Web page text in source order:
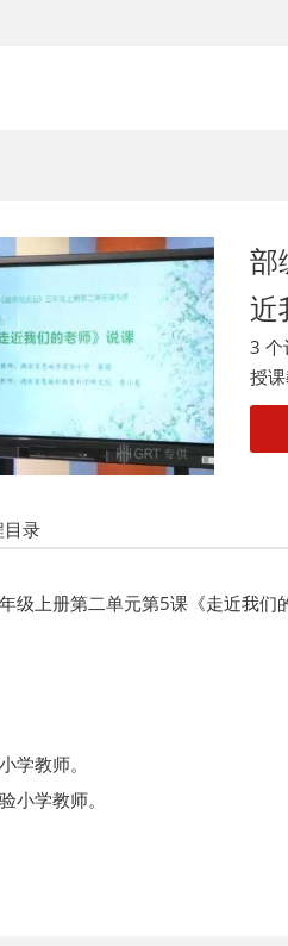
部
近
3
授
目录
级上册第二单元第5课《走近我
学教师。
小学教师。